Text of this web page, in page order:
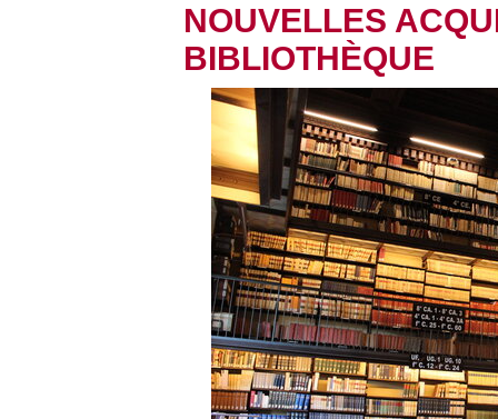
NOUVELLES
BIBLIOTHÈQUE